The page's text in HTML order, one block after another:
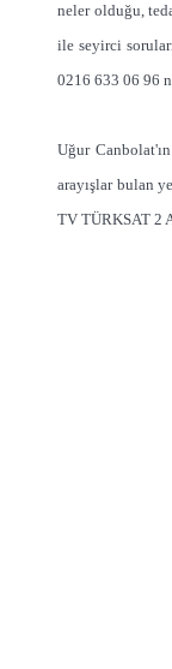
neler olduğu,
ile seyirci
0216 633 06 96
Uğur
arayışlar bulan
TV TÜRKSAT 2